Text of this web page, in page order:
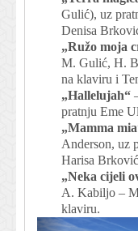
Gulić), uz
Denisa
„Ružo moja
M. Gulić, H.
na klaviru i
„Hallelujah“
pratnju Eme
„Mamma
Anderson, uz
Harisa
„Neka cijeli
A. Kabiljo –
klaviru.